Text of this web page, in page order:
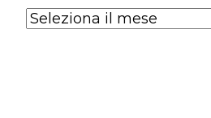
Archives